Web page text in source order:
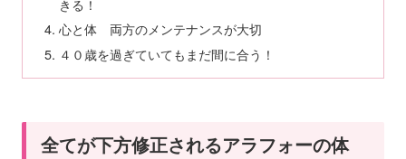
心と体 両方のメンテナンスが大切
４０歳を過ぎていてもまだ間に合う！
全てが下方修正されるアラフォーの体